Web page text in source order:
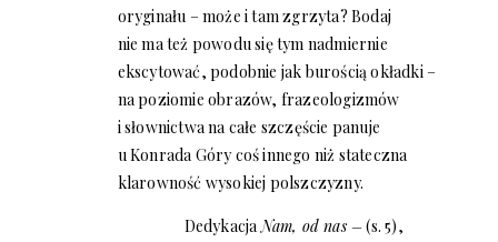
oryginału – może i tam zgrzyta? Bodaj
nie ma też powodu się tym nadmiernie
ekscytować, podobnie jak burością okładki –
na poziomie obrazów, frazeologizmów
i słownictwa na całe szczęście panuje
u Konrada Góry coś innego niż stateczna
klarowność wysokiej polszczyzny.
DedykacjaNam, od nas –(s. 5),